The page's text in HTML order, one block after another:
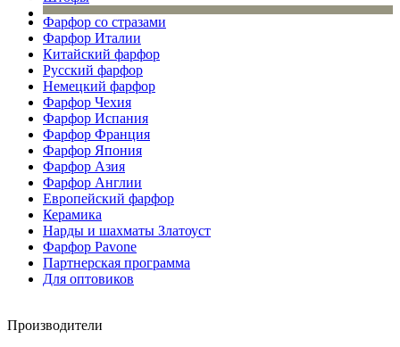
Фарфор со стразами
Фарфор Италии
Китайский фарфор
Русский фарфор
Немецкий фарфор
Фарфор Чехия
Фарфор Испания
Фарфор Франция
Фарфор Япония
Фарфор Азия
Фарфор Англии
Европейский фарфор
Керамика
Нарды и шахматы Златоуст
Фарфор Pavone
Партнерская программа
Для оптовиков
Производители